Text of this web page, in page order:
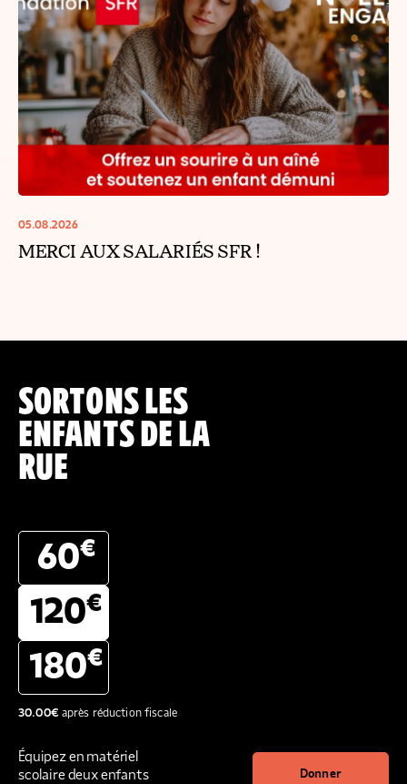
05.08.2026
MERCI AUX SALARIÉS SFR !
SORTONS LES
ENFANTS DE LA
RUE
60€
120€
180€
30.00€après réduction fiscale
Équipez en matériel
scolaire deux enfants
Donner